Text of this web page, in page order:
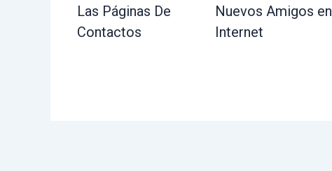
Las Páginas De
Contactos
Nuevos Amigos en
Internet